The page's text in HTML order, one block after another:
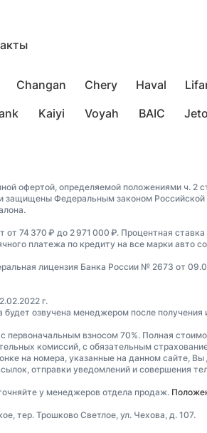
Changan Chery Haval
Kaiyi Voyah BAIC
офертой, определяемой положениями ч. 2
и защищены Федеральным законом
74 370 ₽ до 2 971 000 ₽. Процентная
платежа по кредиту на все марки авто
лицензия Банка России № 2673 от
г.
озвучена менеджером после
взносом 70%. Полная
комиссий, с обязательным
на номера, указанные на данном сайте, Вы
отправки уведомлений и совершения
у менеджеров отдела продаж.
тер. Трошково Светлое, ул. Чехова, д. 107.